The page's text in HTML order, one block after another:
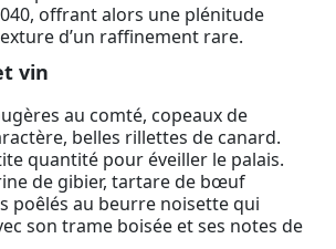
offrant alors une plénitude
d’un raffinement rare.
vin
au comté, copeaux de
belles rillettes de canard.
quantité pour éveiller le palais.
de gibier, tartare de bœuf
poêlés au beurre noisette qui
son trame boisée et ses notes de